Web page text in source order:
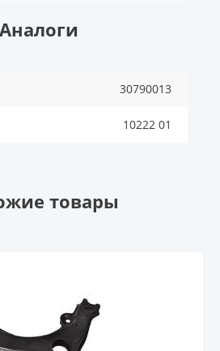
Аналоги
30790013
10222 01
товары